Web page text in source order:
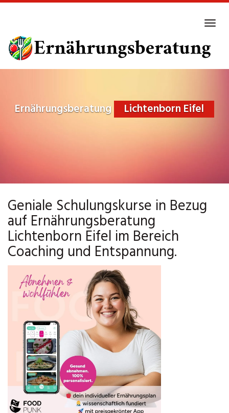
main
content
Ernährungsberatung Lichtenborn Eifel
Geniale Schulungskurse in Bezug
auf Ernährungsberatung
Lichtenborn Eifel im Bereich
Coaching und Entspannung.